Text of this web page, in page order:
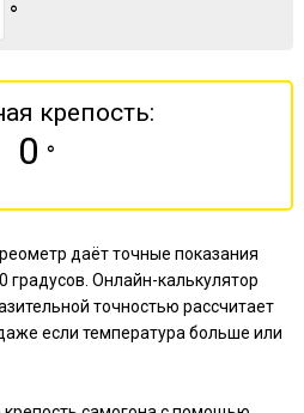
°
крепость:
0 °
даёт точные показания
градусов. Онлайн-калькулятор
точностью рассчитает
если температура больше или